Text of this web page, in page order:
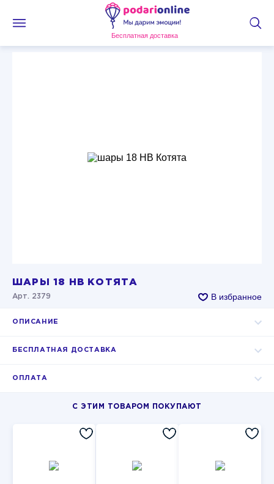
Бесплатная доставка
ШАРЫ 18 HB КОТЯТА
Арт. 2379 В избранное
ОПИСАНИЕ
БЕСПЛАТНАЯ ДОСТАВКА
ОПЛАТА
С ЭТИМ ТОВАРОМ ПОКУПАЮТ